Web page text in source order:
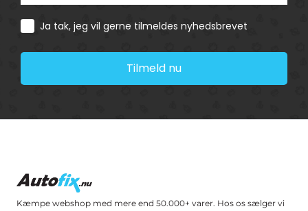
Consent
Ja tak, jeg vil gerne tilmeldes nyhedsbrevet
Tilmeld nu
Kæmpe webshop med mere end 50.000+ varer. Hos os sælger vi